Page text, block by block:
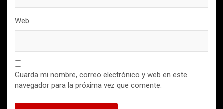
Web
Guarda mi nombre, correo electrónico y web en este
navegador para la próxima vez que comente.